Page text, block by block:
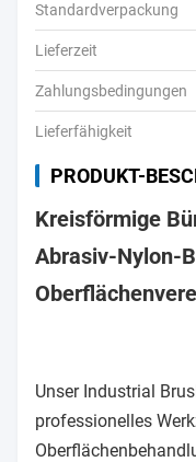
Standardverpackung
Lieferzeit
Zahlungsbedingungen
Lieferfähigkeit
PRODUKT-
Kreisförmige
Abrasiv-Nylon-
Unser Industrial
professionelles